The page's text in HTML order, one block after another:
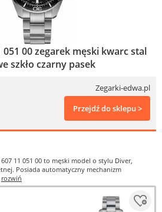
051 00 zegarek męski kwarc stal
szkło czarny pasek
Zegarki-edwa.pl
Przejdź do sklepu >
607 11 051 00 to męski model o stylu Diver,
Posiada automatyczny mechanizm
rozwiń